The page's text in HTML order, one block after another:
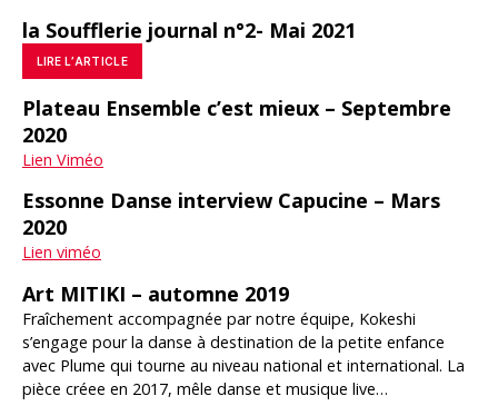
la Soufflerie journal n°2- Mai 2021
LIRE L’ARTICLE
Plateau Ensemble c’est mieux – Septembre
2020
Lien Viméo
Essonne Danse interview Capucine – Mars
2020
Lien viméo
Art MITIKI – automne 2019
Fraîchement accompagnée par notre équipe, Kokeshi
s’engage pour la danse à destination de la petite enfance
avec Plume qui tourne au niveau national et international. La
pièce créee en 2017, mêle danse et musique live…